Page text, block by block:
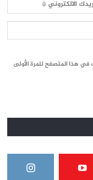
هذا المتصفح للمرة الأولى